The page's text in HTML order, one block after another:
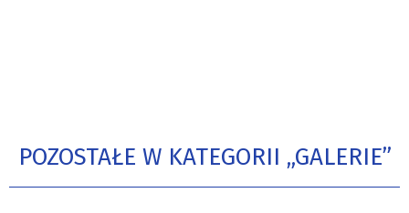
POZOSTAŁE W KATEGORII „GALERIE”